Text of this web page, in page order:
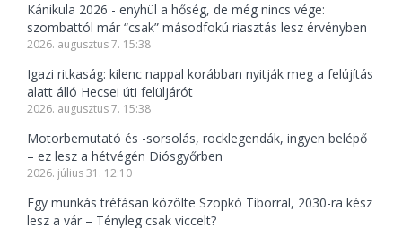
Kánikula 2026 - enyhül a hőség, de még nincs vége:
szombattól már “csak” másodfokú riasztás lesz érvényben
2026. augusztus 7. 15:38
Igazi ritkaság: kilenc nappal korábban nyitják meg a felújítás
alatt álló Hecsei úti felüljárót
2026. augusztus 7. 15:38
Motorbemutató és -sorsolás, rocklegendák, ingyen belépő
– ez lesz a hétvégén Diósgyőrben
2026. július 31. 12:10
Egy munkás tréfásan közölte Szopkó Tiborral, 2030-ra kész
lesz a vár – Tényleg csak viccelt?